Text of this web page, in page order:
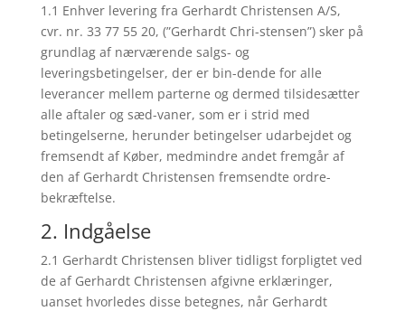
1.1 Enhver levering fra Gerhardt Christensen A/S,
cvr. nr. 33 77 55 20, (”Gerhardt Chri-stensen”) sker på
grundlag af nærværende salgs- og
leveringsbetingelser, der er bin-dende for alle
leverancer mellem parterne og dermed tilsidesætter
alle aftaler og sæd-vaner, som er i strid med
betingelserne, herunder betingelser udarbejdet og
fremsendt af Køber, medmindre andet fremgår af
den af Gerhardt Christensen fremsendte ordre-
bekræftelse.
2. Indgåelse
2.1 Gerhardt Christensen bliver tidligst forpligtet ved
de af Gerhardt Christensen afgivne erklæringer,
uanset hvorledes disse betegnes, når Gerhardt